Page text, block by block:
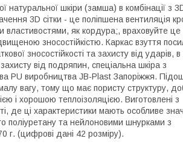
шкіри (замша) в комбінації з
3D сітки - це поліпшена вентиляція
властивостями, як кордура;, враховуйте це
зносостійкістю. Каркас взуття
зносостійкості та захисту від ударів, в
від подряпин, спеціальна шкіра з
PU виробництва JB-Рlast Запоріжжя.
вагу, тому що має пористу структуру,
і хорошою теплоізоляцією. Виготовлені з
де ці характеристики мають особливе
поліуретану та нейлоновими шнурками з
г. (цифрові дані 42 розміру).